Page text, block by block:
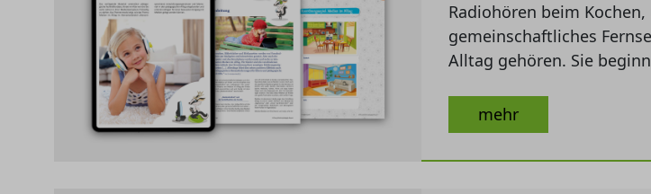
Radiohören beim
gemeinschaftliches
Alltag gehören. Sie
mehr